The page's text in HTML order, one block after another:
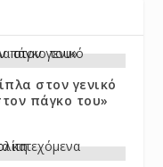
στον γενικό
πάγκο του»